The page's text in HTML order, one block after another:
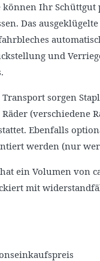
können Ihr
Das
und
sorgen
(verschiedene
Ebenfalls
werden (nur
ein Volumen von
mit